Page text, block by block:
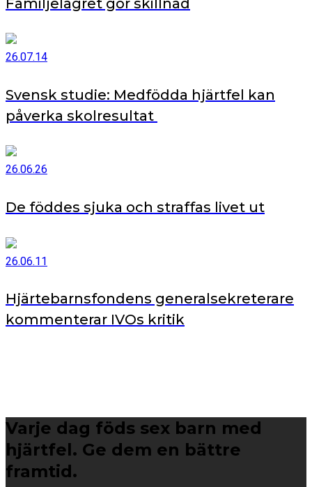
26.07.14
Svensk studie: Medfödda hjärtfel kan
påverka skolresultat
26.06.26
De föddes sjuka och straffas livet ut
26.06.11
Hjärtebarnsfondens generalsekreterare
kommenterar IVOs kritik
Varje dag föds sex barn med
hjärtfel. Ge dem en bättre
framtid.